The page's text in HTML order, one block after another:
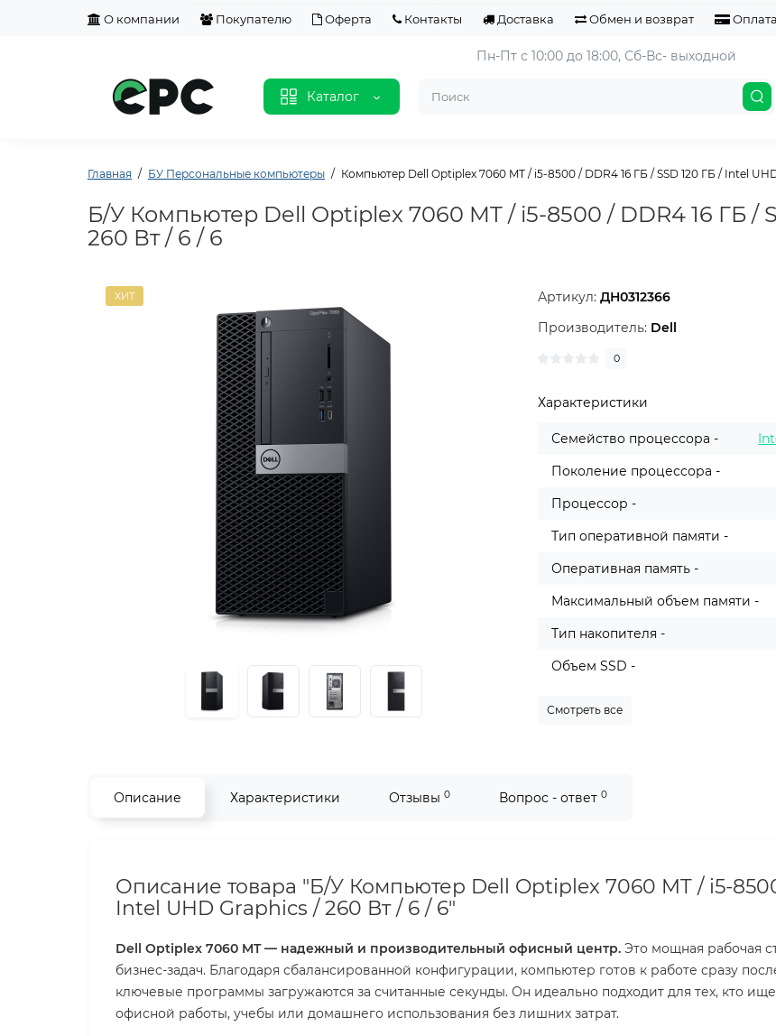
О компании Покупателю Оферта Контакты Доставка Обмен и возврат Оплата
Каталог
Пн-Пт с 10:00 до 18:00, Сб-Вс- выходной
Главная БУ Персональные компьютеры Компьютер Dell Optiplex 7060 MT / i5-8500 / DDR4 16 ГБ / SSD 120 ГБ / Intel
Б/У Компьютер Dell Optiplex 7060 MT / i5-8500 / DDR4 16 ГБ /
260 Вт / 6 / 6
ХИТ Артикул:ДН0312366
Производитель: Dell
0
Характеристики
Семейство процессора -
Поколение процессора -
Процессор -
Тип оперативной памяти -
Оперативная память -
Максимальный объем памяти -
Тип накопителя -
Объем SSD -
Смотреть все
Описание Характеристики Отзывы 0 Вопрос - ответ 0
Описание товара "Б/У Компьютер Dell Optiplex 7060 MT / i5-
Intel UHD Graphics / 260 Вт / 6 / 6"
Dell Optiplex 7060 MT — надежный и производительный офисный центр. Это мощная рабочая
бизнес-задач. Благодаря сбалансированной конфигурации, компьютер готов к работе сразу
ключевые программы загружаются за считанные секунды. Он идеально подходит для тех, кто
офисной работы, учебы или домашнего использования без лишних затрат.